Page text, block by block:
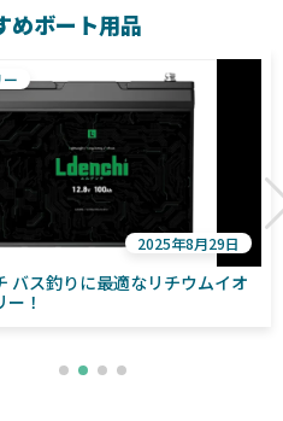
めボート用品
バス釣りに最適なリチウムイオ
！
2025年8月29日